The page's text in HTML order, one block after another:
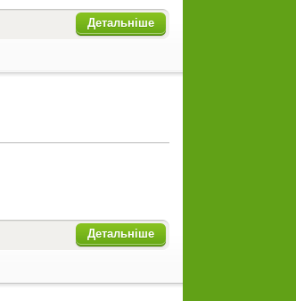
Детальніше
Детальніше